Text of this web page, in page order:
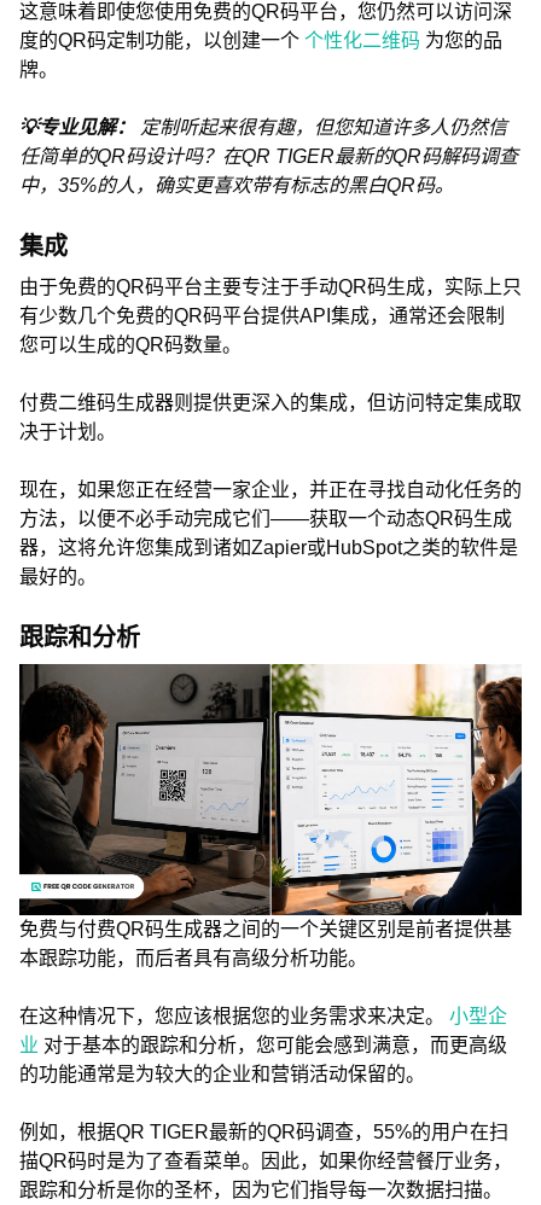
这意味着即使您使用免费的QR码平台，您仍然可以访问深
度的QR码定制功能，以创建一个 个性化二维码 为您的品
牌。
💡专业见解：
定制听起来很有趣，但您知道许多人仍然信
任简单的QR码设计吗？在QR TIGER最新的QR码解码调查
中，35%的人，确实更喜欢带有标志的黑白QR码。
集成
由于免费的QR码平台主要专注于手动QR码生成，实际上只
有少数几个免费的QR码平台提供API集成，通常还会限制
您可以生成的QR码数量。
付费二维码生成器则提供更深入的集成，但访问特定集成取
决于计划。
现在，如果您正在经营一家企业，并正在寻找自动化任务的
方法，以便不必手动完成它们——获取一个动态QR码生成
器，这将允许您集成到诸如Zapier或HubSpot之类的软件是
最好的。
跟踪和分析
免费与付费QR码生成器之间的一个关键区别是前者提供基
本跟踪功能，而后者具有高级分析功能。
在这种情况下，您应该根据您的业务需求来决定。 小型企
业 对于基本的跟踪和分析，您可能会感到满意，而更高级
的功能通常是为较大的企业和营销活动保留的。
例如，根据QR TIGER最新的QR码调查，55%的用户在扫
描QR码时是为了查看菜单。因此，如果你经营餐厅业务，
跟踪和分析是你的圣杯，因为它们指导每一次数据扫描。